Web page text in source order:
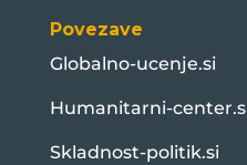
Povezave
Globalno-ucenje.si
Humanitarni-
Skladnost-politik.si